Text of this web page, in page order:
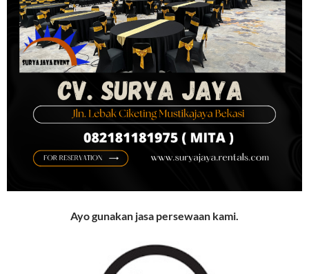
Ayo gunakan jasa persewaan kami.